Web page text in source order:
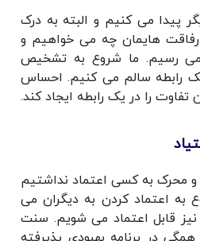
پیدا می کنیم و البته به درک
رفاقت هایمان چه می خواهیم و
می رسیم. ما شروع به تشخیص
رابطه سالم می کنیم. احساس
تفاوت را در یک رابطه ایجاد کند.
محرک به کسی اعتماد نداشتیم
به اعتماد کردن به دیگران می
قابل اعتماد می شویم. سنت